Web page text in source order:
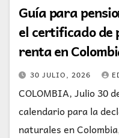
Guía para
el certificado de
renta en
30 JULIO, 2026
COLOMBIA, Julio 30
calendario para la
naturales en